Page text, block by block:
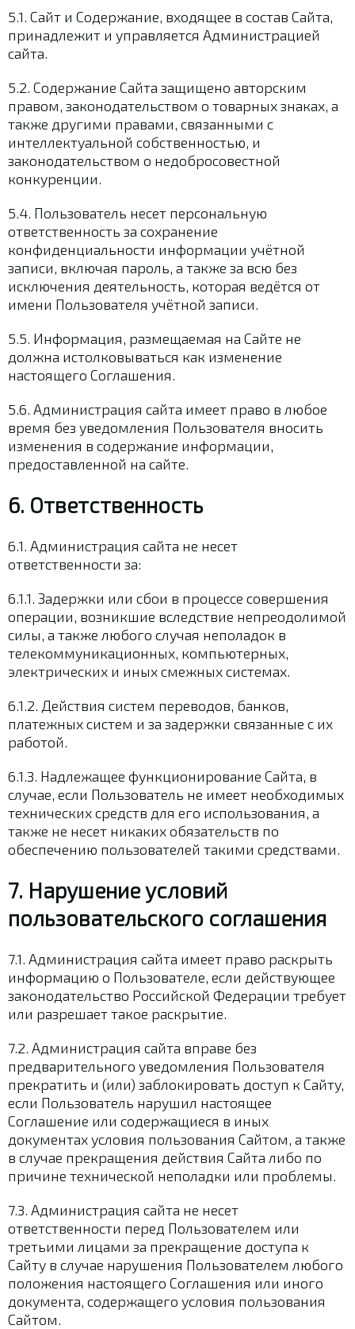
5.1. Сайт и Содержание, входящее в состав Сайта,
принадлежит и управляется Администрацией
сайта.
5.2. Содержание Сайта защищено авторским
правом, законодательством о товарных знаках, а
также другими правами, связанными с
интеллектуальной собственностью, и
законодательством о недобросовестной
конкуренции.
5.4. Пользователь несет персональную
ответственность за сохранение
конфиденциальности информации учётной
записи, включая пароль, а также за всю без
исключения деятельность, которая ведётся от
имени Пользователя учётной записи.
5.5. Информация, размещаемая на Сайте не
должна истолковываться как изменение
настоящего Соглашения.
5.6. Администрация сайта имеет право в любое
время без уведомления Пользователя вносить
изменения в содержание информации,
предоставленной на сайте.
6. Ответственность
6.1. Администрация сайта не несет
ответственности за:
6.1.1. Задержки или сбои в процессе совершения
операции, возникшие вследствие непреодолимой
силы, а также любого случая неполадок в
телекоммуникационных, компьютерных,
электрических и иных смежных системах.
6.1.2. Действия систем переводов, банков,
платежных систем и за задержки связанные с их
работой.
6.1.3. Надлежащее функционирование Сайта, в
случае, если Пользователь не имеет необходимых
технических средств для его использования, а
также не несет никаких обязательств по
обеспечению пользователей такими средствами.
7. Нарушение условий
пользовательского соглашения
7.1. Администрация сайта имеет право раскрыть
информацию о Пользователе, если действующее
законодательство Российской Федерации требует
или разрешает такое раскрытие.
7.2. Администрация сайта вправе без
предварительного уведомления Пользователя
прекратить и (или) заблокировать доступ к Сайту,
если Пользователь нарушил настоящее
Соглашение или содержащиеся в иных
документах условия пользования Сайтом, а также
в случае прекращения действия Сайта либо по
причине технической неполадки или проблемы.
7.3. Администрация сайта не несет
ответственности перед Пользователем или
третьими лицами за прекращение доступа к
Сайту в случае нарушения Пользователем любого
положения настоящего Соглашения или иного
документа, содержащего условия пользования
Сайтом.